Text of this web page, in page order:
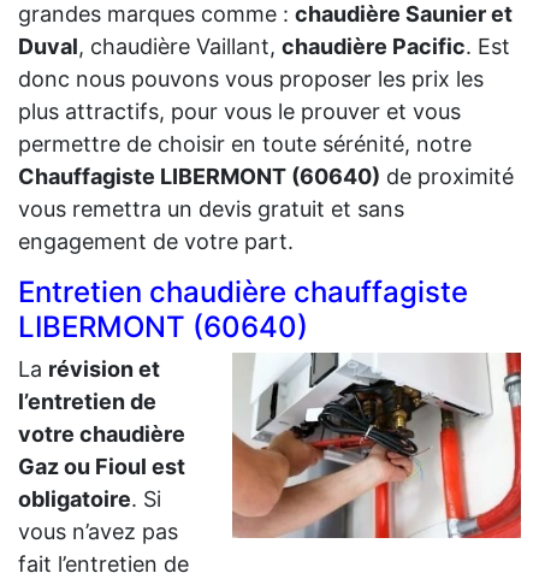
grandes marques comme : chaudière Saunier et
Duval, chaudière Vaillant, chaudière Pacific. Est
donc nous pouvons vous proposer les prix les
plus attractifs, pour vous le prouver et vous
permettre de choisir en toute sérénité, notre
Chauffagiste LIBERMONT (60640) de proximité
vous remettra un devis gratuit et sans
engagement de votre part.
Entretien chaudière chauffagiste
LIBERMONT (60640)
La révision et
l’entretien de
votre chaudière
Gaz ou Fioul est
obligatoire. Si
vous n’avez pas
fait l’entretien de